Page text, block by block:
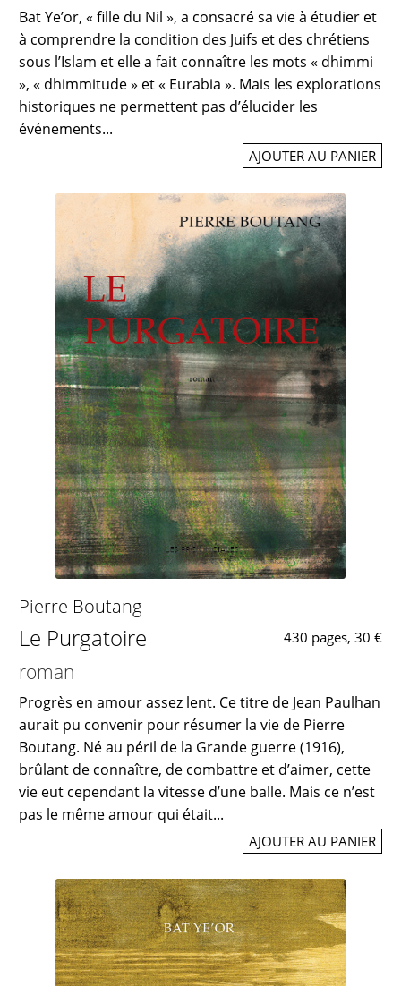
Bat Ye’or, « fille du Nil », a consacré sa vie à étudier et
à comprendre la condition des Juifs et des chrétiens
sous l’Islam et elle a fait connaître les mots « dhimmi
», « dhimmitude » et « Eurabia ». Mais les explorations
historiques ne permettent pas d’élucider les
événements...
AJOUTER AU PANIER
Pierre Boutang
Le Purgatoire 430 pages, 30 €
roman
Progrès en amour assez lent. Ce titre de Jean Paulhan
aurait pu convenir pour résumer la vie de Pierre
Boutang. Né au péril de la Grande guerre (1916),
brûlant de connaître, de combattre et d’aimer, cette
vie eut cependant la vitesse d’une balle. Mais ce n’est
pas le même amour qui était...
AJOUTER AU PANIER